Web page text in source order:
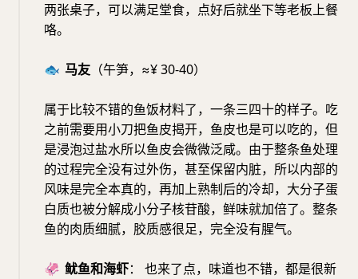
两张桌子，可以满足堂食，点好后就坐下等老板上餐
咯。
🐟 马友 （午笋，≈¥ 30-40）
属于比较不错的鱼饭材料了，一条三四十的样子。吃
之前需要用小刀把鱼皮揭开，鱼皮也是可以吃的，但
是浸泡过盐水所以鱼皮会微微泛咸。由于整条鱼处理
的过程完全没有过外伤，甚至保留内脏，所以内部的
风味是完全本真的，再加上熟制后的冷却，大分子蛋
白质也被分解成小分子核苷酸，鲜味就加倍了。整条
鱼的肉质细腻，胶质感很足，完全没有腥气。
🦑 鱿鱼和海虾： 也来了点，味道也不错，都是很新